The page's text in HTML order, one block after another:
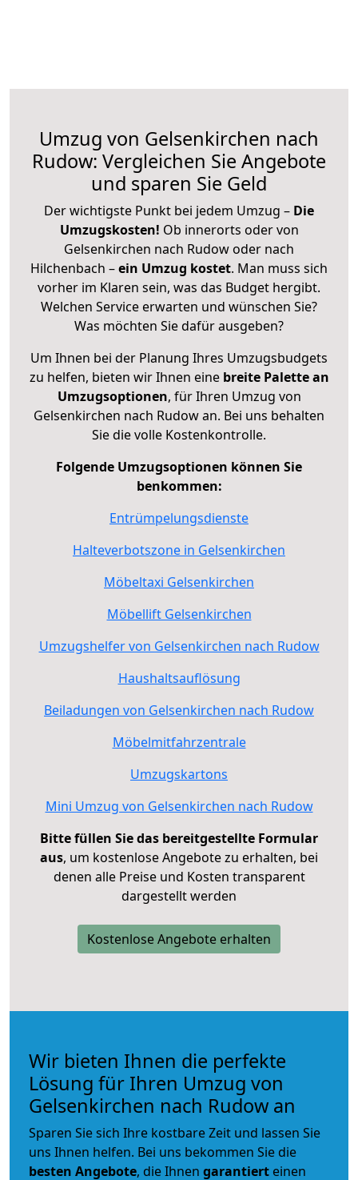
Umzug von Gelsenkirchen nach
Rudow: Vergleichen Sie Angebote
und sparen Sie Geld
Der wichtigste Punkt bei jedem Umzug – Die
Umzugskosten! Ob innerorts oder von
Gelsenkirchen nach Rudow oder nach
Hilchenbach –ein Umzug kostet. Man muss sich
vorher im Klaren sein, was das Budget hergibt.
Welchen Service erwarten und wünschen Sie?
Was möchten Sie dafür ausgeben?
Um Ihnen bei der Planung Ihres Umzugsbudgets
zu helfen, bieten wir Ihnen eine breite Palette an
Umzugsoptionen, für Ihren Umzug von
Gelsenkirchen nach Rudow an. Bei uns behalten
Sie die volle Kostenkontrolle.
Folgende Umzugsoptionen können Sie
benkommen:
Entrümpelungsdienste
Halteverbotszone in Gelsenkirchen
Möbeltaxi Gelsenkirchen
Möbellift Gelsenkirchen
Umzugshelfer von Gelsenkirchen nach Rudow
Haushaltsauflösung
Beiladungen von Gelsenkirchen nach Rudow
Möbelmitfahrzentrale
Umzugskartons
Mini Umzug von Gelsenkirchen nach Rudow
Bitte füllen Sie das bereitgestellte Formular
aus, um kostenlose Angebote zu erhalten, bei
denen alle Preise und Kosten transparent
dargestellt werden
Kostenlose Angebote erhalten
Wir bieten Ihnen die perfekte
Lösung für Ihren Umzug von
Gelsenkirchen nach Rudow an
Sparen Sie sich Ihre kostbare Zeit und lassen Sie
uns Ihnen helfen. Bei uns bekommen Sie die
besten Angebote, die Ihnen garantiert einen